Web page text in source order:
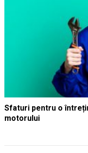
Sfaturi pentru o
motorului